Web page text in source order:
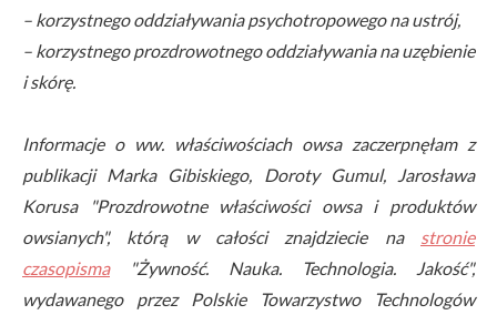
– korzystnego oddziaływania psychotropowego na ustrój,
– korzystnego prozdrowotnego oddziaływania na uzębienie
i skórę.
Informacje o ww. właściwościach owsa zaczerpnęłam z
publikacji Marka Gibiskiego, Doroty Gumul, Jarosława
Korusa "Prozdrowotne właściwości owsa i produktów
owsianych", którą w całości znajdziecie na
stronie
czasopisma"Żywność. Nauka. Technologia. Jakość",
wydawanego przez Polskie Towarzystwo Technologów